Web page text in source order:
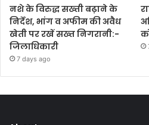
नशे के विरुद्ध सख्ती बढ़ाने के
निर्देश, भांग व अफीम की अवैध
खेती पर रखें सख्त निगरानी:-
जिलाधिकारी
7 days ago